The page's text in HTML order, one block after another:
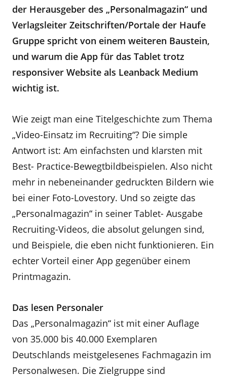
der Herausgeber des „Personalmagazin“ und
Verlagsleiter Zeitschriften/Portale der Haufe
Gruppe spricht von einem weiteren Baustein,
und warum die App für das Tablet trotz
responsiver Website als Leanback Medium
wichtig ist.
Wie zeigt man eine Titelgeschichte zum Thema
„Video-Einsatz im Recruiting“? Die simple
Antwort ist: Am einfachsten und klarsten mit
Best- Practice-Bewegtbildbeispielen. Also nicht
mehr in nebeneinander gedruckten Bildern wie
bei einer Foto-Lovestory. Und so zeigte das
„Personalmagazin“ in seiner Tablet- Ausgabe
Recruiting-Videos, die absolut gelungen sind,
und Beispiele, die eben nicht funktionieren. Ein
echter Vorteil einer App gegenüber einem
Printmagazin.
Das lesen Personaler
Das „Personalmagazin“ ist mit einer Auflage
von 35.000 bis 40.000 Exemplaren
Deutschlands meistgelesenes Fachmagazin im
Personalwesen. Die Zielgruppe sind